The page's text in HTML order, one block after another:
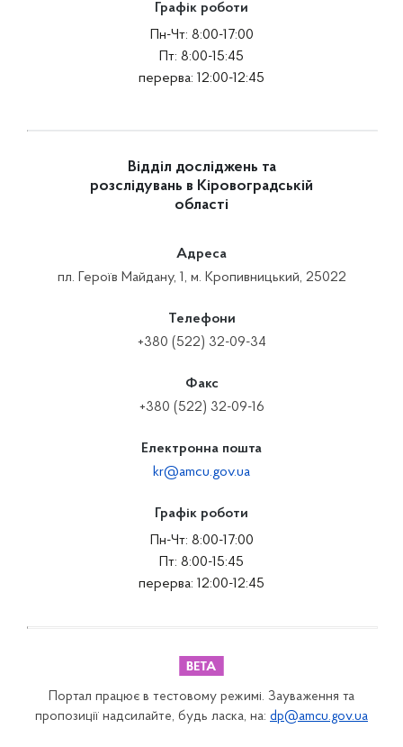
Графік роботи
Пн-Чт: 8:00-17:00
Пт: 8:00-15:45
перерва: 12:00-12:45
Відділ досліджень та
розслідувань в Кіровоградській
області
Адреса
пл. Героїв Майдану, 1, м. Кропивницький, 25022
Телефони
+380 (522) 32-09-34
Факс
+380 (522) 32-09-16
Електронна пошта
kr@amcu.gov.ua
Графік роботи
Пн-Чт: 8:00-17:00
Пт: 8:00-15:45
перерва: 12:00-12:45
Портал працює в тестовому режимі. Зауваження та
пропозиції надсилайте, будь ласка, на: dp@amcu.gov.ua